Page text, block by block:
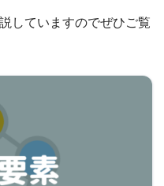
していますのでぜひご覧